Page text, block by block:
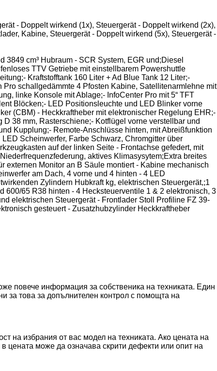
- Doppelt wirkend (1x), Steuergerät - Doppelt wirkend (2x),
Kabine, Steuergerät - Doppelt wirkend (5x), Steuergerät -
cm³ Hubraum - SCR System, EGR und;Diesel
TTV Getriebe mit einstellbarem Powershuttle
Kraftstofftank 160 Liter + Ad Blue Tank 12 Liter;-
schallgedämmte 4 Pfosten Kabine, Satellitenarmlehne mit
linke Konsole mit Ablage;- InfoCenter Pro mit 5“ TFT
Blöcken;- LED Positionsleuchte und LED Blinker vorne
(CBM) - Heckkraftheber mit elektronischer Regelung EHR;-
38 mm, Rasterschiene;- Kotflügel vorne verstellbar und
Kupplung;- Remote-Anschlüsse hinten, mit Abreißfunktion
Scheinwerfer, Farbe Schwarz, Chromgitter über
auf der linken Seite - Frontachse gefedert, mit
aktives Klimasysytem;Extra breites
externen Monitor an B Säule montiert - Kabine mechanisch
am Dach, 4 vorne und 4 hinten - 4 LED
Zylindern Hubkraft kg, elektrischen Steuergerät,;1
65 R38 hinten - 4 Hecksteuerventile 1 & 2 elektronisch, 3
elektrischen Steuergerät - Frontlader Stoll Profiline FZ 39-
gesteuert - Zusatzhubzylinder Heckkraftheber
повече информация за собственика на техниката. Един
за това за допълнителен контрол с помощта на
на избрания от вас модел на техниката. Ако цената на
цената може да означава скрити дефекти или опит на